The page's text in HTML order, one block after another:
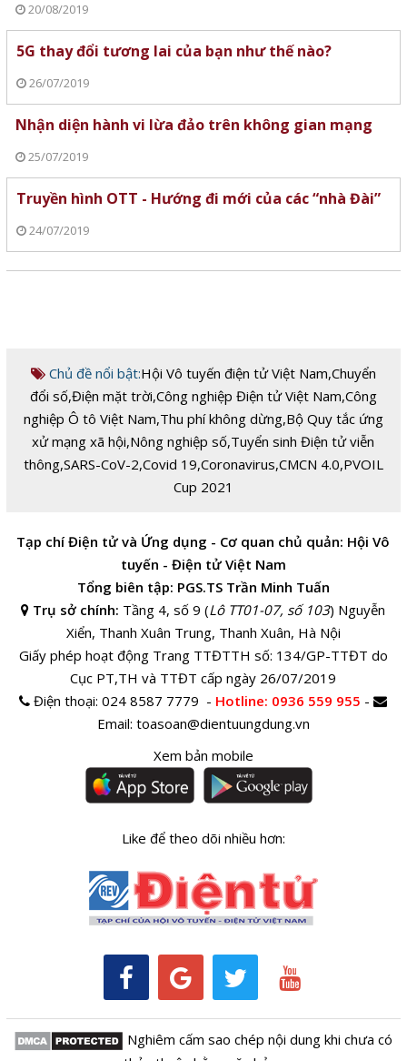
20/08/2019
5G thay đổi tương lai của bạn như thế nào?
26/07/2019
Nhận diện hành vi lừa đảo trên không gian mạng
25/07/2019
Truyền hình OTT - Hướng đi mới của các “nhà Đài”
24/07/2019
Chủ đề nổi bật:Hội Vô tuyến điện tử Việt Nam,Chuyển
đổi số,Điện mặt trời,Công nghiệp Điện tử Việt Nam,Công
nghiệp Ô tô Việt Nam,Thu phí không dừng,Bộ Quy tắc ứng
xử mạng xã hội,Nông nghiệp số,Tuyển sinh Điện tử viễn
thông,SARS-CoV-2,Covid 19,Coronavirus,CMCN 4.0,PVOIL
Cup 2021
Tạp chí Điện tử và Ứng dụng - Cơ quan chủ quản: Hội Vô
tuyến - Điện tử Việt Nam
Tổng biên tập: PGS.TS Trần Minh Tuấn
Trụ sở chính: Tầng 4, số 9 (Lô TT01-07, số 103) Nguyễn
Xiển, Thanh Xuân Trung, Thanh Xuân, Hà Nội
Giấy phép hoạt động Trang TTĐTTH số: 134/GP-TTĐT do
Cục PT,TH và TTĐT cấp ngày 26/07/2019
Điện thoại:024 8587 7779 - Hotline: 0936 559 955 -
Email: toasoan@dientuungdung.vn
Xem bản mobile
Like để theo dõi nhiều hơn:
Nghiêm cấm sao chép nội dung khi chưa có